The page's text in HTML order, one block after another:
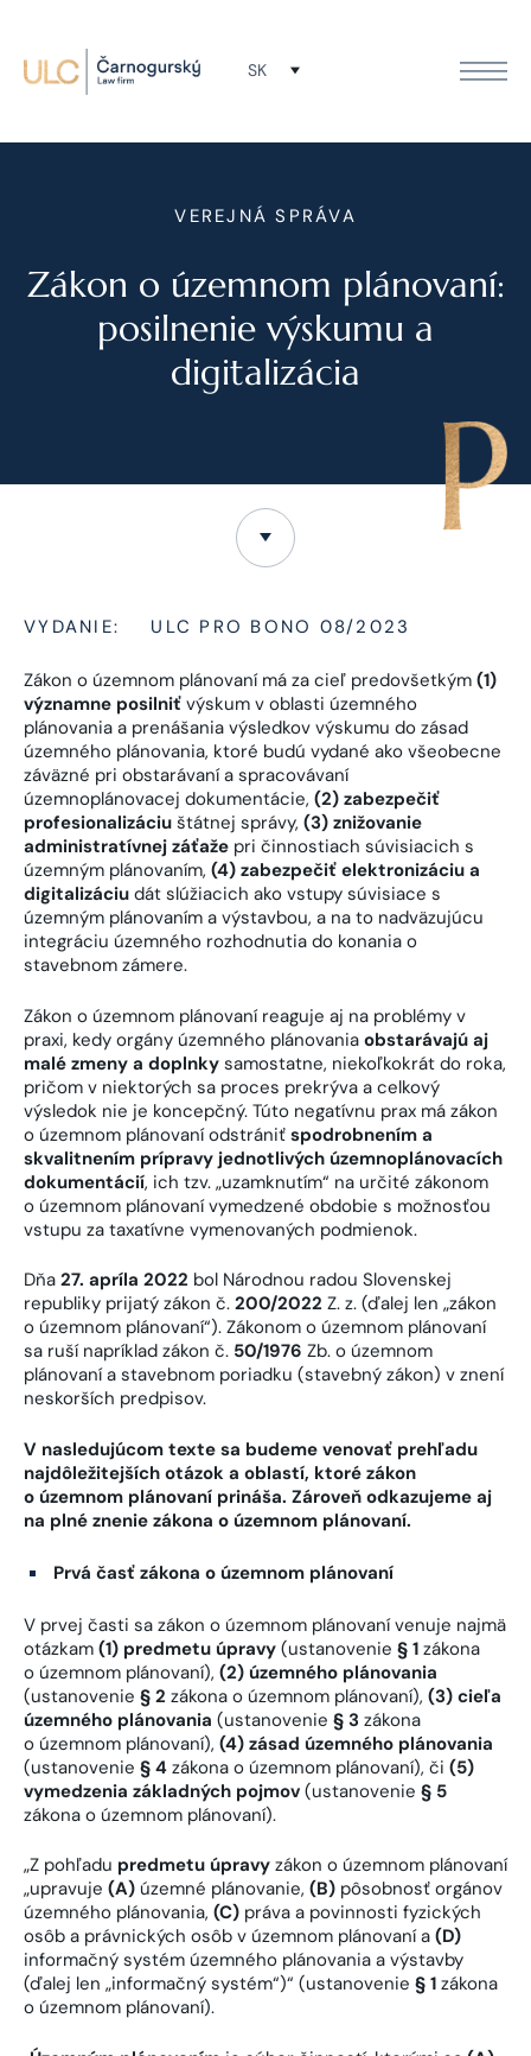
SK
VEREJNÁ SPRÁVA
Zákon o územnom plánovaní:
posilnenie výskumu a
digitalizácia
VYDANIE: ULC PRO BONO 08/2023
Zákon o územnom plánovaní má za cieľ predovšetkým (1)
významne posilniť výskum v oblasti územného
plánovania a prenášania výsledkov výskumu do zásad
územného plánovania, ktoré budú vydané ako všeobecne
záväzné pri obstarávaní a spracovávaní
územnoplánovacej dokumentácie, (2) zabezpečiť
profesionalizáciu štátnej správy, (3) znižovanie
administratívnej záťaže pri činnostiach súvisiacich s
územným plánovaním, (4) zabezpečiť elektronizáciu a
digitalizáciu dát slúžiacich ako vstupy súvisiace s
územným plánovaním a výstavbou, a na to nadväzujúcu
integráciu územného rozhodnutia do konania o
stavebnom zámere.
Zákon o územnom plánovaní reaguje aj na problémy v
praxi, kedy orgány územného plánovania obstarávajú aj
malé zmeny a doplnky samostatne, niekoľkokrát do roka,
pričom v niektorých sa proces prekrýva a celkový
výsledok nie je koncepčný. Túto negatívnu prax má zákon
o územnom plánovaní odstrániť spodrobnením a
skvalitnením prípravy jednotlivých územnoplánovacích
dokumentácií, ich tzv. „uzamknutím“ na určité zákonom
o územnom plánovaní vymedzené obdobie s možnosťou
vstupu za taxatívne vymenovaných podmienok.
Dňa 27. apríla 2022 bol Národnou radou Slovenskej
republiky prijatý zákon č. 200/2022 Z. z. (ďalej len „zákon
o územnom plánovaní“). Zákonom o územnom plánovaní
sa ruší napríklad zákon č. 50/1976 Zb. o územnom
plánovaní a stavebnom poriadku (stavebný zákon) v znení
neskorších predpisov.
V nasledujúcom texte sa budeme venovať prehľadu
najdôležitejších otázok a oblastí, ktoré zákon
o územnom plánovaní prináša. Zároveň odkazujeme aj
na plné znenie zákona o územnom plánovaní.
Prvá časť zákona o územnom plánovaní
V prvej časti sa zákon o územnom plánovaní venuje najmä
otázkam (1) predmetu úpravy (ustanovenie § 1 zákona
o územnom plánovaní), (2) územného plánovania
(ustanovenie § 2 zákona o územnom plánovaní), (3) cieľa
územného plánovania (ustanovenie § 3 zákona
o územnom plánovaní), (4) zásad územného plánovania
(ustanovenie § 4 zákona o územnom plánovaní), či (5)
vymedzenia základných pojmov (ustanovenie § 5
zákona o územnom plánovaní).
„Z pohľadu predmetu úpravy zákon o územnom plánovaní
„upravuje (A) územné plánovanie, (B) pôsobnosť orgánov
územného plánovania, (C) práva a povinnosti fyzických
osôb a právnických osôb v územnom plánovaní a (D)
informačný systém územného plánovania a výstavby
(ďalej len „informačný systém“)“ (ustanovenie § 1 zákona
o územnom plánovaní).